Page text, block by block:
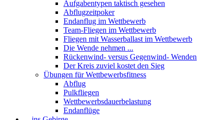
Aufgabentypen taktisch gesehen
Abflugzeitpoker
Endanflug im Wettbewerb
Team-Fliegen im Wettbewerb
Fliegen mit Wasserballast im Wettbewerb
Die Wende nehmen ...
Rückenwind- versus Gegenwind- Wenden
Der Kreis zuviel kostet den Sieg
Übungen für Wettbewerbsfitness
Abflug
Pulkfliegen
Wettbewerbsdauerbelastung
Endanflüge